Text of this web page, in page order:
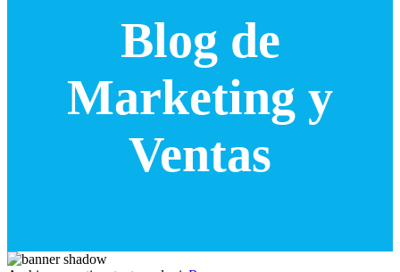
Blog de
Marketing y
Ventas